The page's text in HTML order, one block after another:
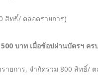
สิทธิ์/ ตลอดรายการ)
500 บาท เมื่อช้อปผ่านบัตรฯ คร
ยการ, จำกัดรวม 800 สิทธิ์/ ต